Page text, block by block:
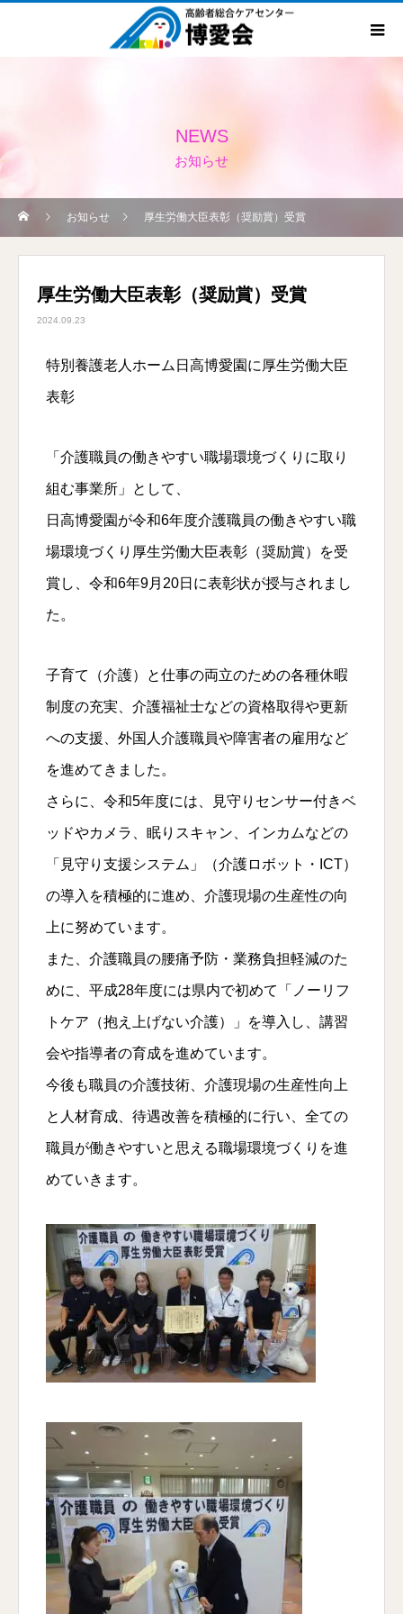
NEWS
お知らせ
お知らせ 厚生労働大臣表彰（奨励賞）受賞
厚生労働大臣表彰（奨励賞）受賞
2024.09.23
特別養護老人ホーム日高博愛園に厚生労働大臣
表彰
「介護職員の働きやすい職場環境づくりに取り
組む事業所」として、
日高博愛園が令和6年度介護職員の働きやすい職
場環境づくり厚生労働大臣表彰（奨励賞）を受
賞し、令和6年9月20日に表彰状が授与されまし
た。
子育て（介護）と仕事の両立のための各種休暇
制度の充実、介護福祉士などの資格取得や更新
への支援、外国人介護職員や障害者の雇用など
を進めてきました。
さらに、令和5年度には、見守りセンサー付きベ
ッドやカメラ、眠りスキャン、インカムなどの
「見守り支援システム」（介護ロボット・ICT）
の導入を積極的に進め、介護現場の生産性の向
上に努めています。
また、介護職員の腰痛予防・業務負担軽減のた
めに、平成28年度には県内で初めて「ノーリフ
トケア（抱え上げない介護）」を導入し、講習
会や指導者の育成を進めています。
今後も職員の介護技術、介護現場の生産性向上
と人材育成、待遇改善を積極的に行い、全ての
職員が働きやすいと思える職場環境づくりを進
めていきます。